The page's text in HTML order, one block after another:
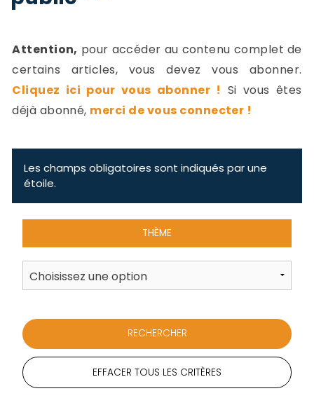
Attention, pour accéder au contenu complet de
certains articles, vous devez vous abonner.
Cliquez ici pour vous abonner ! Si vous êtes
déjà abonné, merci de vous connecter !
Les champs obligatoires sont indiqués par une
étoile.
THÈME
EFFACER TOUS LES CRITÈRES